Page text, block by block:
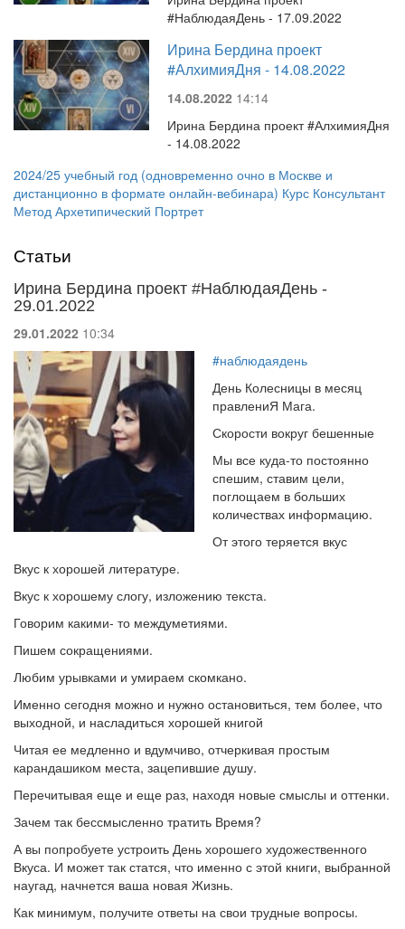
#НаблюдаяДень - 17.09.2022
Ирина Бердина проект
#АлхимияДня - 14.08.2022
14.08.2022 14:14
Ирина Бердина проект #АлхимияДня
- 14.08.2022
2024/25 учебный год (одновременно очно в Москве и
дистанционно в формате онлайн-вебинара) Курс Консультант
Метод Архетипический Портрет
Статьи
Ирина Бердина проект #НаблюдаяДень -
29.01.2022
29.01.2022 10:34
#наблюдаядень
День Колесницы в месяц
правлениЯ Мага.
Скорости вокруг бешенные
Мы все куда-то постоянно
спешим, ставим цели,
поглощаем в больших
количествах информацию.
От этого теряется вкус
Вкус к хорошей литературе.
Вкус к хорошему слогу, изложению текста.
Говорим какими- то междуметиями.
Пишем сокращениями.
Любим урывками и умираем скомкано.
Именно сегодня можно и нужно остановиться, тем более, что
выходной, и насладиться хорошей книгой
Читая ее медленно и вдумчиво, отчеркивая простым
карандашиком места, зацепившие душу.
Перечитывая еще и еще раз, находя новые смыслы и оттенки.
Зачем так бессмысленно тратить Время?
А вы попробуете устроить День хорошего художественного
Вкуса. И может так статся, что именно с этой книги, выбранной
наугад, начнется ваша новая Жизнь.
Как минимум, получите ответы на свои трудные вопросы.